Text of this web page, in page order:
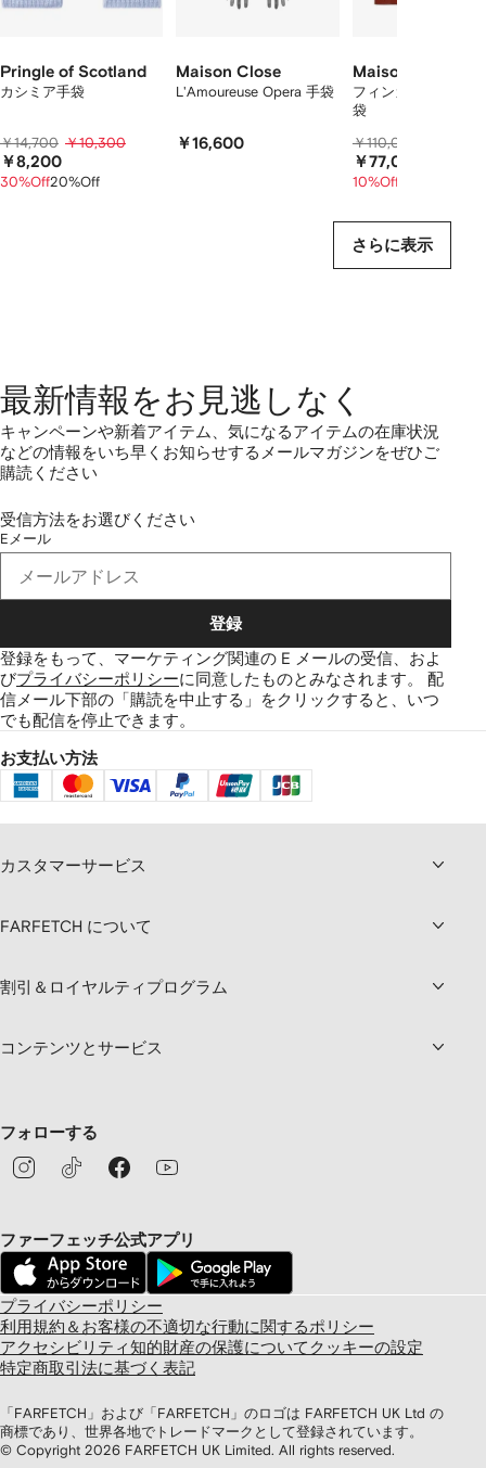
Pringle of Scotland
カシミア手袋
￥14,700 ￥10,300
￥8,200
30%Off20%Off
Maison Close
L'Amoureuse Opera 手袋
￥16,600
Maison Margiela
フィンガーレス レ
袋
￥110,000
￥77,000
10%Off
さらに表示
最新情報をお見逃しなく
キャンペーンや新着アイテム、気になるアイテムの在庫状況
などの情報をいち早くお知らせするメールマガジンをぜひご
購読ください
受信方法をお選びください
Eメール
登録
登録をもって、マーケティング関連の E メールの受信、およ
びプライバシーポリシーに同意したものとみなされます。 配
信メール下部の「購読を中止する」をクリックすると、いつ
でも配信を停止できます。
お支払い方法
カスタマーサービス
FARFETCH について
割引＆ロイヤルティプログラム
コンテンツとサービス
フォローする
ファーフェッチ公式アプリ
プライバシーポリシー
利用規約＆お客様の不適切な行動に関するポリシー
アクセシビリティ 知的財産の保護について クッキーの設定
特定商取引法に基づく表記
「FARFETCH」および「FARFETCH」のロゴは FARFETCH UK Ltd の
商標であり、世界各地でトレードマークとして登録されています。
© Copyright 2026 FARFETCH UK Limited. All rights reserved.